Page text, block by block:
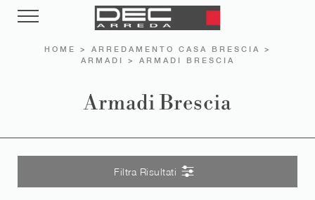
HOME > ARREDAMENTO CASA BRESCIA
>
ARMADI
> ARMADI BRESCIA
Armadi Brescia
Filtra Risultati